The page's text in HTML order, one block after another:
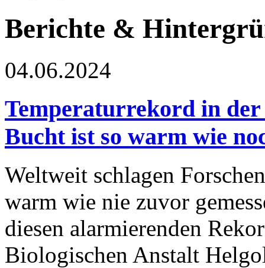
Berichte &
04.06.2024
Temperaturrekord in der
Bucht ist so warm wie
Weltweit schlagen
warm wie nie zuvor
diesen alarmierenden
Biologischen Anstalt